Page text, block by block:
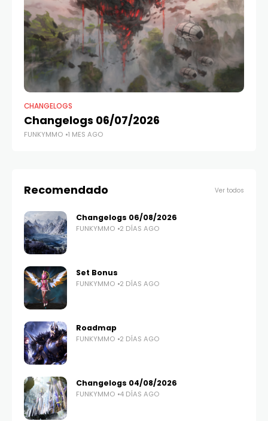
CHANGELOGS
Changelogs 06/07/2026
FUNKYMMO 1 MES AGO
Recomendado Ver todos
Changelogs 06/08/2026
FUNKYMMO 2 DÍAS AGO
Set Bonus
FUNKYMMO 2 DÍAS AGO
Roadmap
FUNKYMMO 2 DÍAS AGO
Changelogs 04/08/2026
FUNKYMMO 4 DÍAS AGO